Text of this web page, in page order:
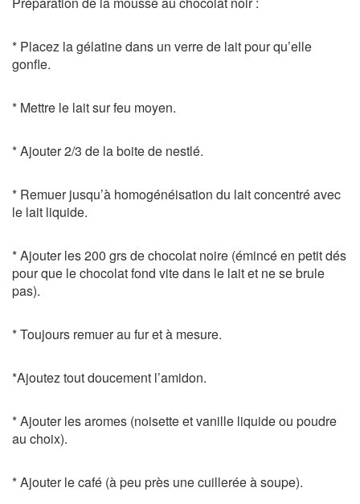
* Placez la gélatine dans un verre de lait pour qu’elle
gonfle.
* Mettre le lait sur feu moyen.
* Ajouter 2/3 de la boite de nestlé.
* Remuer jusqu’à homogénéisation du lait concentré avec
le lait liquide.
* Ajouter les 200 grs de chocolat noire (émincé en petit dés
pour que le chocolat fond vite dans le lait et ne se brule
pas).
* Toujours remuer au fur et à mesure.
*Ajoutez tout doucement l’amidon.
* Ajouter les aromes (noisette et vanille liquide ou poudre
au choix).
* Ajouter le café (à peu près une cuillerée à soupe).